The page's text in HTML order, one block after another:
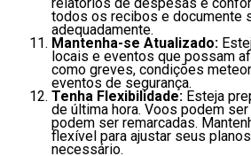
todos os recibos e documente
adequadamente.
Mantenha-se Atualizado:
locais e eventos que possam
como greves, condições
eventos de segurança.
Tenha Flexibilidade: Esteja
de última hora. Voos podem
podem ser remarcadas.
flexível para ajustar seus
necessário.